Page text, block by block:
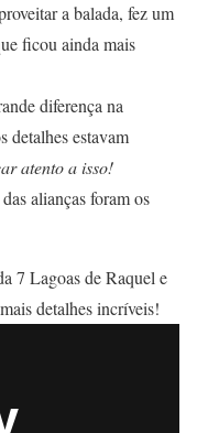
a balada, fez um
ficou ainda mais
diferença na
detalhes estavam
atento a isso!
alianças foram os
7 Lagoas de Raquel e
detalhes incríveis!